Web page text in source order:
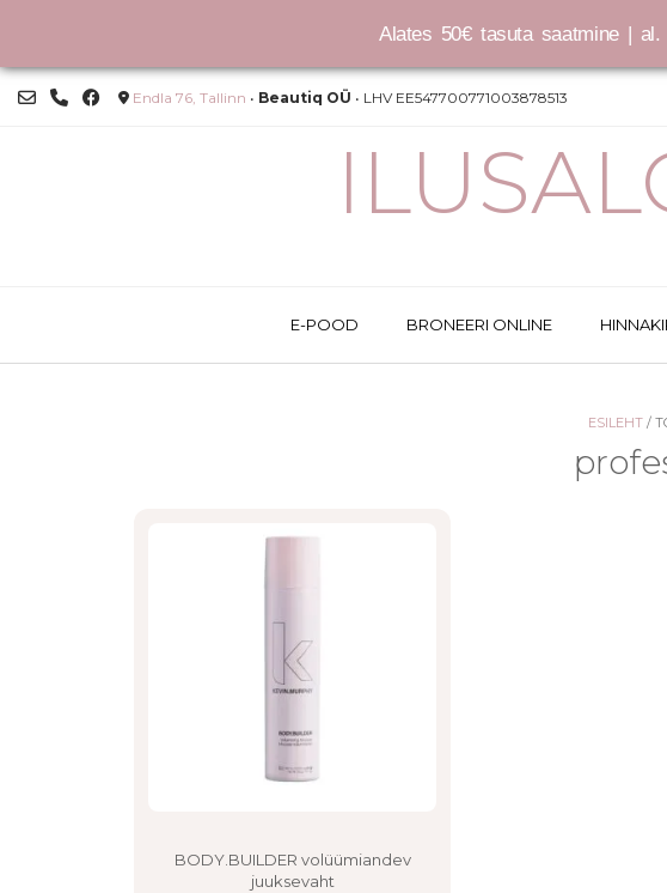
Skip
Endla 76, Tallinn • Beautiq OÜ • LHV EE547700771003878513
E-POOD BRONEERI ONLINE
ESILEHT/
BODY.BUILDER volüümiandev
juuksevaht
Alates 50€ tasuta saatmine |